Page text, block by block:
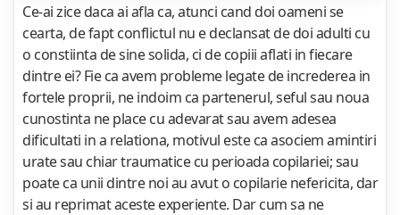
Ce-ai zice daca ai afla ca, atunci cand doi oameni se
cearta, de fapt conflictul nu e declansat de doi adulti cu
o constiinta de sine solida, ci de copiii aflati in fiecare
dintre ei? Fie ca avem probleme legate de increderea in
fortele proprii, ne indoim ca partenerul, seful sau noua
cunostinta ne place cu adevarat sau avem adesea
dificultati in a relationa, motivul este ca asociem amintiri
urate sau chiar traumatice cu perioada copilariei; sau
poate ca unii dintre noi au avut o copilarie nefericita, dar
si au reprimat aceste experiente. Dar cum sa ne